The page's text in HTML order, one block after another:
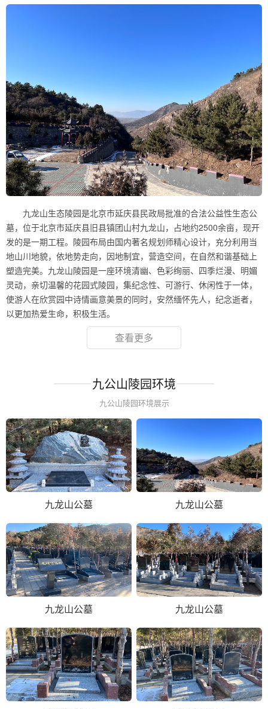
九龙山生态陵园是北京市延庆县民政局批准的合法公益性生态公
墓，位于北京市延庆县旧县镇团山村九龙山，占地约2500余亩，现开
发的是一期工程。陵园布局由国内著名规划师精心设计，充分利用当
地山川地貌，依地势走向，因地制宜，营造空间，在自然和谐基础上
塑造完美。九龙山陵园是一座环境清幽、色彩绚丽、四季烂漫、明媚
灵动，亲切温馨的花园式陵园，集纪念性、可游行、休闲性于一体，
使游人在欣赏园中诗情画意美景的同时，安然缅怀先人，纪念逝者，
以更加热爱生命，积极生活。
查看更多
九公山陵园环境
九公山陵园环境展示
九龙山公墓 九龙山公墓
九龙山公墓 九龙山公墓